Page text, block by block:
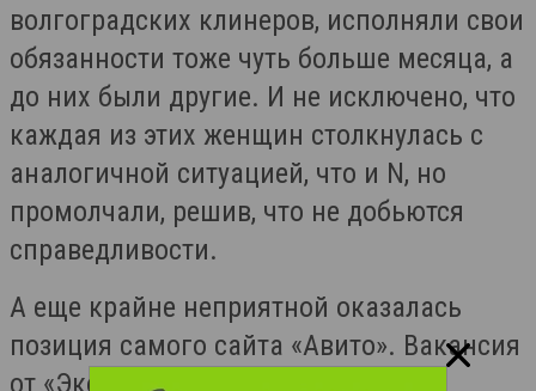
волгоградских клинеров, исполняли свои
обязанности тоже чуть больше месяца, а
до них были другие. И не исключено, что
каждая из этих женщин столкнулась с
аналогичной ситуацией, что и N, но
промолчали, решив, что не добьются
справедливости.
А еще крайне неприятной оказалась
позиция самого сайта «Авито». Вакансия
от «ЭкоПро Холдинг», на которой